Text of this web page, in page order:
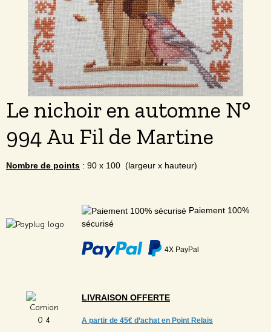
Le nichoir en automne N°
994 Au Fil de Martine
Nombre de points : 90 x 100 (largeur x hauteur)
Paiement 100%
sécurisé
4X PayPal
LIVRAISON OFFERTE
A partir de 45€ d’achat en Point Relais